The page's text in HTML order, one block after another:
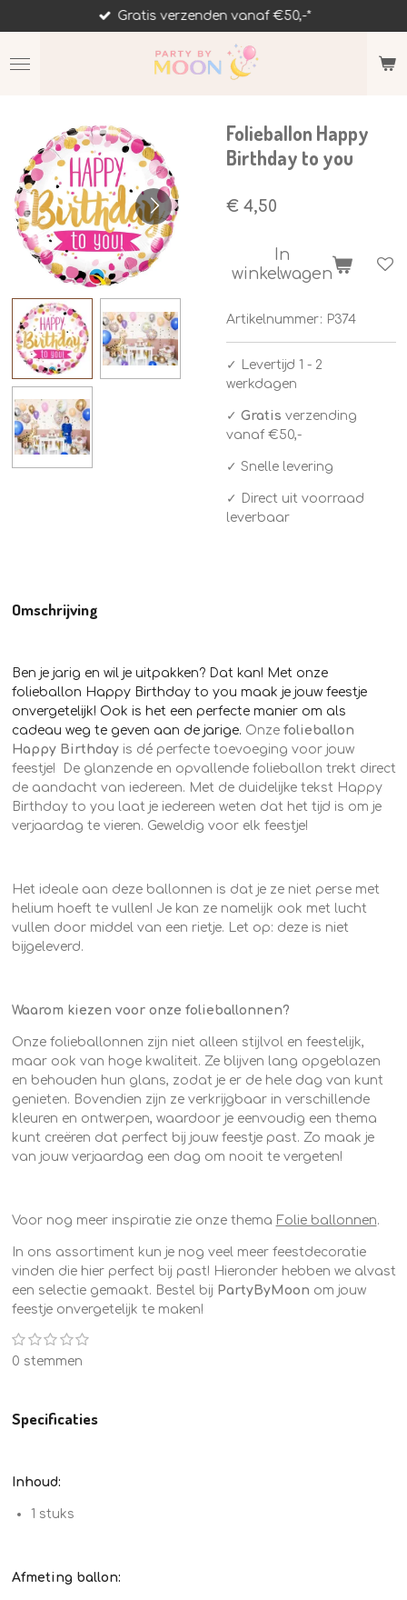
direct
naar
de
Gratis verzenden vanaf €50,-*
Folieballon Happy
Birthday to you
€ 4,50
In
winkelwagen
Artikelnummer: P374
✓
Levertijd 1 - 2
werkdagen
✓ Gratis verzending
vanaf €50,-
✓ Snelle levering
✓ Direct uit voorraad
leverbaar
Omschrijving
Ben je jarig en wil je uitpakken? Dat kan! Met onze
folieballon Happy Birthday to you maak je jouw feestje
onvergetelijk! Ook is het een perfecte manier om als
cadeau weg te geven aan de jarige. Onze folieballon
Happy Birthdayis dé perfecte toevoeging voor jouw
feestje! De glanzende en opvallende folieballon trekt direct
de aandacht van iedereen. Met de duidelijke tekst Happy
Birthday to you laat je iedereen weten dat het tijd is om je
verjaardag te vieren. Geweldig voor elk feestje!
Het ideale aan deze ballonnen is dat je ze niet perse met
helium hoeft te vullen! Je kan ze namelijk ook met lucht
vullen door middel van een rietje. Let op: deze is niet
bijgeleverd.
Waarom kiezen voor onze folieballonnen?
Onze folieballonnen zijn niet alleen stijlvol en feestelijk,
maar ook van hoge kwaliteit. Ze blijven lang opgeblazen
en behouden hun glans, zodat je er de hele dag van kunt
genieten. Bovendien zijn ze verkrijgbaar in verschillende
kleuren en ontwerpen, waardoor je eenvoudig een thema
kunt creëren dat perfect bij jouw feestje past. Zo maak je
van jouw verjaardag een dag om nooit te vergeten!
Voor nog meer inspiratie zie onze thema Folie ballonnen.
In ons assortiment kun je nog veel meer feestdecoratie
vinden die hier perfect bij past! Hieronder hebben we alvast
een selectie gemaakt. Bestel bij PartyByMoon om jouw
feestje onvergetelijk te maken!
R
a
n
0
r
1
s
t
2
s
t
e
3
t
r
e
4
t
e
5
t
r
e
S
n
0 stemmen
Specificaties
Inhoud:
1 stuks
Afmeting ballon: